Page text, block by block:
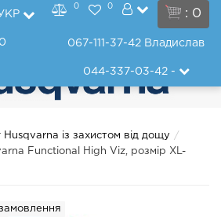
: 0
0 0
067-111-37-42 Владислав
044-337-03-42-
Husqvarna із захистом від дощу
Functional High Viz, розмір XL-